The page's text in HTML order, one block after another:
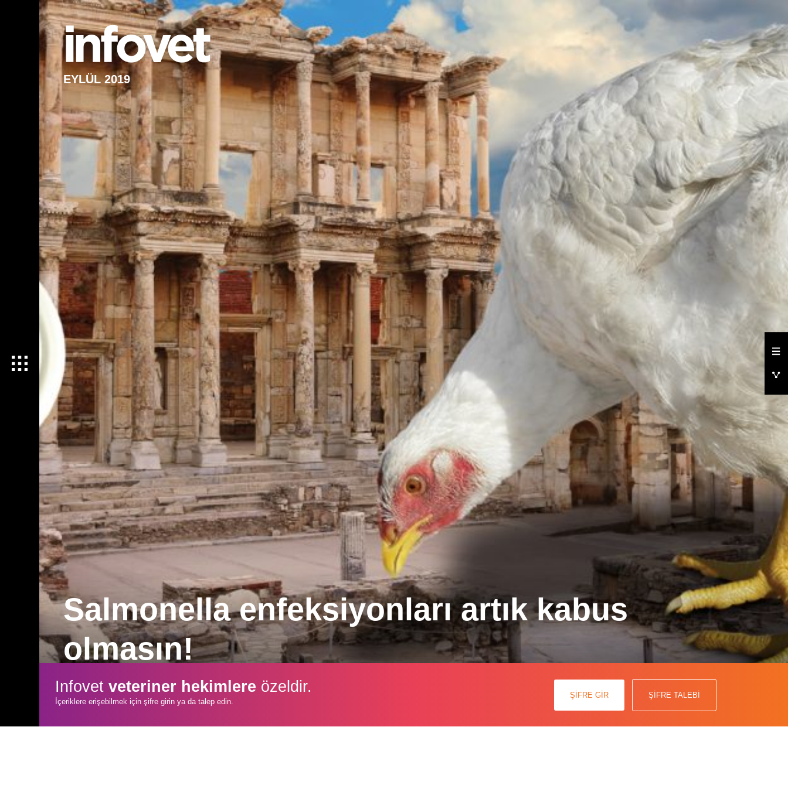
EYLÜL 2019
Salmonella enfeksiyonları artık kabus
olmasın!
Güneşli sponsorluğunda yepyeni bir projenin başlangıcını yapıyoruz ve sahadaki hekimlerimizle Salmonella enfeksiyonları ile
mücadele deneyimlerini konuşuyoruz.
Infovetveteriner hekimlere özeldir.
İçeriklere erişebilmek için şifre girin ya da talep edin.
ŞİFRE GİR ŞİFRE TALEBİ